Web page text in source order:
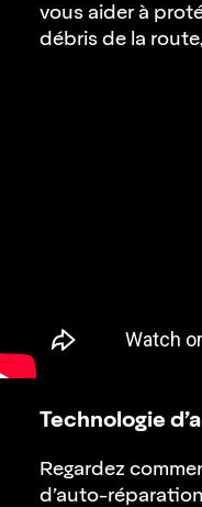
vous aider à
débris de la
Technologie
Regardez
d’auto-